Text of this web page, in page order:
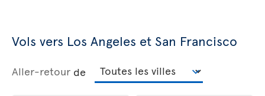
Vols vers Los Angeles et San Francisco
Aller-retour de